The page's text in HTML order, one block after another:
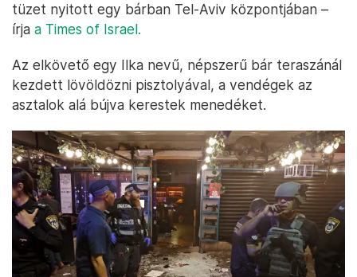
tüzet nyitott egy bárban Tel-Aviv központjában –
írja a Times of Israel.
Az elkövető egy Ilka nevű, népszerű bár teraszánál
kezdett lövöldözni pisztolyával, a vendégek az
asztalok alá bújva kerestek menedéket.